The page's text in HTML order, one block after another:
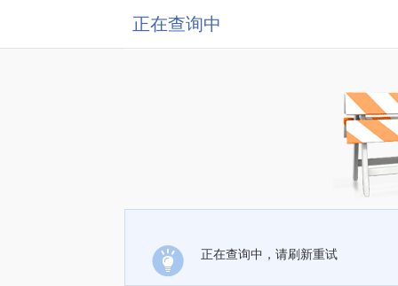
正在查询中
正在查询中，请刷新重试